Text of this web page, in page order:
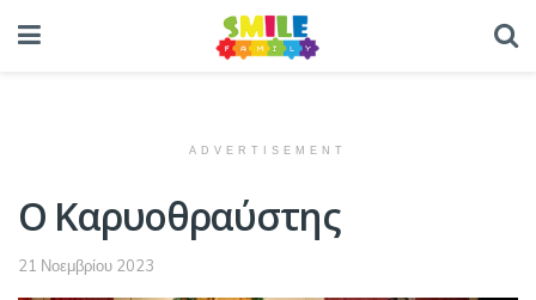
ADVERTISEMENT
Ο Καρυοθραύστης
21 Νοεμβρίου 2023